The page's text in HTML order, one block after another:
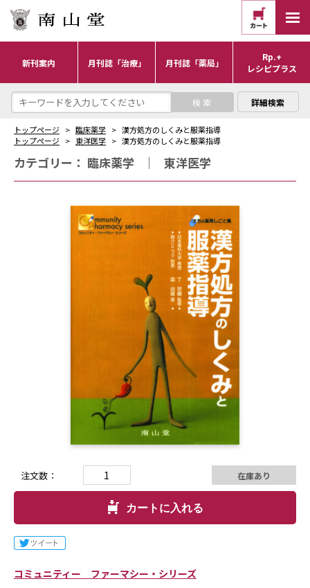
新刊案内 月刊誌「治療」 月刊誌「薬局」
Rp.+
レシピプラス
詳細検索
トップページ 臨床薬学
漢方処方のしくみと服薬指導
トップページ
東洋医学 漢方処方のしくみと服薬指導
カテゴリー： 臨床薬学 ｜ 東洋医学
注文数： 在庫あり
カートに入れる
コミュニティー ファーマシー・シリーズ